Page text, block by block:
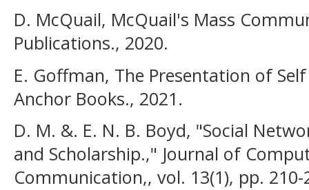
D. McQuail, McQuail's Mass
Publications., 2020.
E. Goffman, The Presentation of
Anchor Books., 2021.
D. M. &. E. N. B. Boyd, "Social
and Scholarship.," Journal of
Communication,, vol. 13(1), pp. 210-